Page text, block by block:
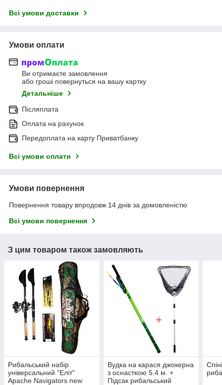
Всі умови доставки
Умови оплати
Ви отримаєте замовлення
або гроші повернуться на вашу картку
Детальніше
Післяплата
Оплата на рахунок
Передоплата на карту Приватбанку
Всі умови оплати
Умови повернення
Повернення товару впродовж 14 днів за домовленістю
Всі умови повернення
З цим товаром також замовляють
Рибальський набір
універсальний "Еліт"
Apache Navigators new
Вудка на карася джокерна
з оснасткою 5.4 м. +
Підсак рибальський